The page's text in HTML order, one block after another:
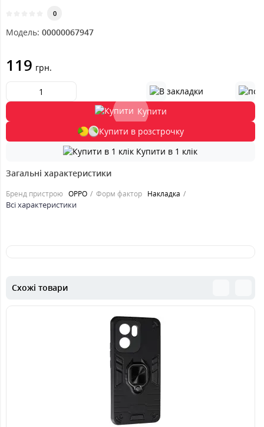
0
Модель: 00000067947
119 грн.
Купити
Купити в розстрочку
Купити в 1 клік
Загальні характеристики
Бренд пристрою OPPO Форм фактор Накладка
Всі характеристики
Схожі товари